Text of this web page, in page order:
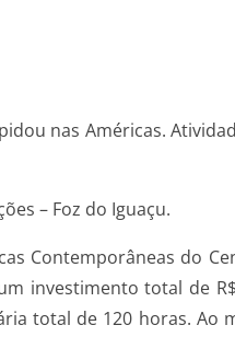
nas Américas.
– Foz do Iguaçu.
Contemporâneas do
investimento total de
total de 120 horas. Ao